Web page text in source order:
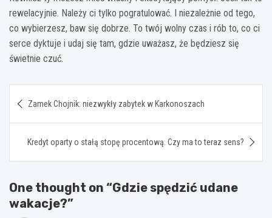
rewelacyjnie. Należy ci tylko pogratulować. I niezależnie od tego,
co wybierzesz, baw się dobrze. To twój wolny czas i rób to, co ci
serce dyktuje i udaj się tam, gdzie uważasz, że będziesz się
świetnie czuć.
wpisu
Zamek Chojnik: niezwykły zabytek w Karkonoszach
Kredyt oparty o stałą stopę procentową. Czy ma to teraz sens?
One thought on “Gdzie spędzić udane
wakacje?”